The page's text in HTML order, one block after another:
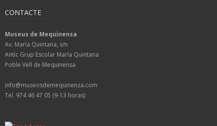
CONTACTE
Museus de Mequinensa
Av. María Quintana, s/n
Antic Grup Escolar María Quintana
Poble Vell de Mequinensa
info@museosdemequinenza.com
Tel. 974 46 47 05 (9-13 horas)